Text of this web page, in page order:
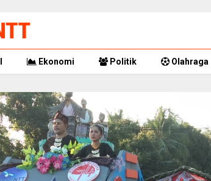
Ekonomi Politik Olahraga